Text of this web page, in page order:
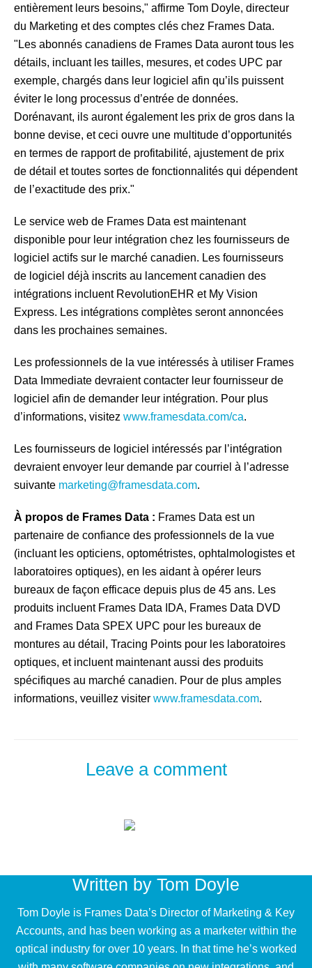
entièrement leurs besoins," affirme Tom Doyle, directeur
du Marketing et des comptes clés chez Frames Data.
"Les abonnés canadiens de Frames Data auront tous les
détails, incluant les tailles, mesures, et codes UPC par
exemple, chargés dans leur logiciel afin qu’ils puissent
éviter le long processus d’entrée de données.
Dorénavant, ils auront également les prix de gros dans la
bonne devise, et ceci ouvre une multitude d’opportunités
en termes de rapport de profitabilité, ajustement de prix
de détail et toutes sortes de fonctionnalités qui dépendent
de l’exactitude des prix."
Le service web de Frames Data est maintenant
disponible pour leur intégration chez les fournisseurs de
logiciel actifs sur le marché canadien. Les fournisseurs
de logiciel déjà inscrits au lancement canadien des
intégrations incluent RevolutionEHR et My Vision
Express. Les intégrations complètes seront annoncées
dans les prochaines semaines.
Les professionnels de la vue intéressés à utiliser Frames
Data Immediate devraient contacter leur fournisseur de
logiciel afin de demander leur intégration. Pour plus
d’informations, visitez www.framesdata.com/ca.
Les fournisseurs de logiciel intéressés par l’intégration
devraient envoyer leur demande par courriel à l’adresse
suivante marketing@framesdata.com.
À propos de Frames Data : Frames Data est un
partenaire de confiance des professionnels de la vue
(incluant les opticiens, optométristes, ophtalmologistes et
laboratoires optiques), en les aidant à opérer leurs
bureaux de façon efficace depuis plus de 45 ans. Les
produits incluent Frames Data IDA, Frames Data DVD
and Frames Data SPEX UPC pour les bureaux de
montures au détail, Tracing Points pour les laboratoires
optiques, et incluent maintenant aussi des produits
spécifiques au marché canadien. Pour de plus amples
informations, veuillez visiter www.framesdata.com.
Leave a comment
Written by Tom Doyle
Tom Doyle is Frames Data’s Director of Marketing & Key
Accounts, and has been working as a marketer within the
optical industry for over 10 years. In that time he’s worked